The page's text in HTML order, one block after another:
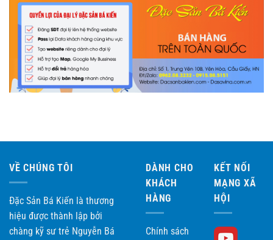
VỀ CHÚNG TÔI
Đặc Sản Bá Kiến là thương
hiệu được thành lập bởi
chàng kỹ sư trẻ Nguyễn Bá
DÀNH CHO
KHÁCH
HÀNG
Chính sách
KẾT NỐI
MẠNG XÃ
HỘI